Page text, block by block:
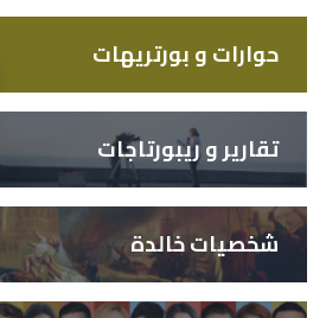
حوارات و بورتريهات
تقارير و ريبورتاجات
شخصيات خالدة